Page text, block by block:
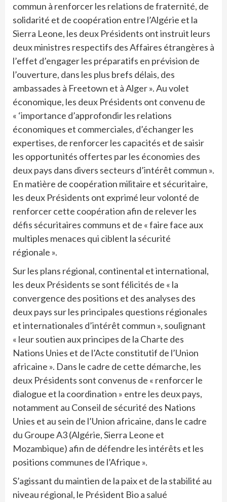
commun à renforcer les relations de fraternité, de
solidarité et de coopération entre l’Algérie et la
Sierra Leone, les deux Présidents ont instruit leurs
deux ministres respectifs des Affaires étrangères à
l’effet d’engager les préparatifs en prévision de
l’ouverture, dans les plus brefs délais, des
ambassades à Freetown et à Alger ». Au volet
économique, les deux Présidents ont convenu de
« ‘importance d’approfondir les relations
économiques et commerciales, d’échanger les
expertises, de renforcer les capacités et de saisir
les opportunités offertes par les économies des
deux pays dans divers secteurs d’intérêt commun ».
En matière de coopération militaire et sécuritaire,
les deux Présidents ont exprimé leur volonté de
renforcer cette coopération afin de relever les
défis sécuritaires communs et de « faire face aux
multiples menaces qui ciblent la sécurité
régionale ».
Sur les plans régional, continental et international,
les deux Présidents se sont félicités de « la
convergence des positions et des analyses des
deux pays sur les principales questions régionales
et internationales d’intérêt commun », soulignant
« leur soutien aux principes de la Charte des
Nations Unies et de l’Acte constitutif de l’Union
africaine ». Dans le cadre de cette démarche, les
deux Présidents sont convenus de « renforcer le
dialogue et la coordination » entre les deux pays,
notamment au Conseil de sécurité des Nations
Unies et au sein de l’Union africaine, dans le cadre
du Groupe A3 (Algérie, Sierra Leone et
Mozambique) afin de défendre les intérêts et les
positions communes de l’Afrique ».
S’agissant du maintien de la paix et de la stabilité au
niveau régional, le Président Bio a salué